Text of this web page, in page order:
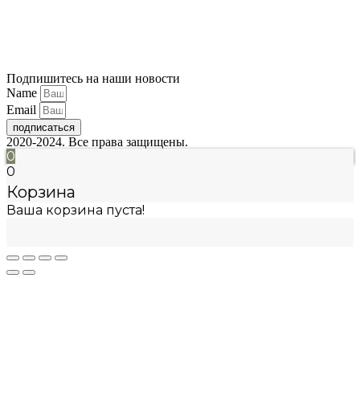
Подпишитесь на наши новости
Name
Email
подписаться
2020-2024. Все права защищены.
0
0
Корзина
Ваша корзина пуста!